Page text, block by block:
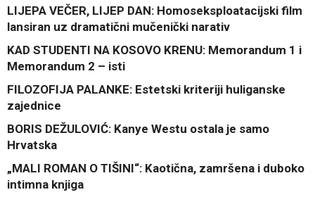
LIJEPA VEČER, LIJEP DAN: Homoseksploatacijski film
lansiran uz dramatični mučenički narativ
KAD STUDENTI NA KOSOVO KRENU: Memorandum 1 i
Memorandum 2 – isti
FILOZOFIJA PALANKE: Estetski kriteriji huliganske
zajednice
BORIS DEŽULOVIĆ: Kanye Westu ostala je samo
Hrvatska
„MALI ROMAN O TIŠINI“: Kaotična, zamršena i duboko
intimna knjiga